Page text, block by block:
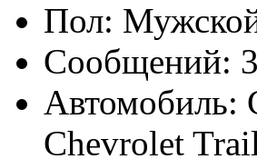
Пол:
Сообщений:
Автомобиль:
Chevrolet